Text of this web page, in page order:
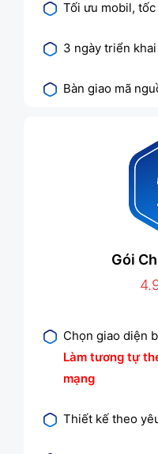
Tối ưu mobil,
3 ngày triển khai
Bàn giao mã
Gói
Chọn giao diện
Làm tương tự
mạng
Thiết kế theo